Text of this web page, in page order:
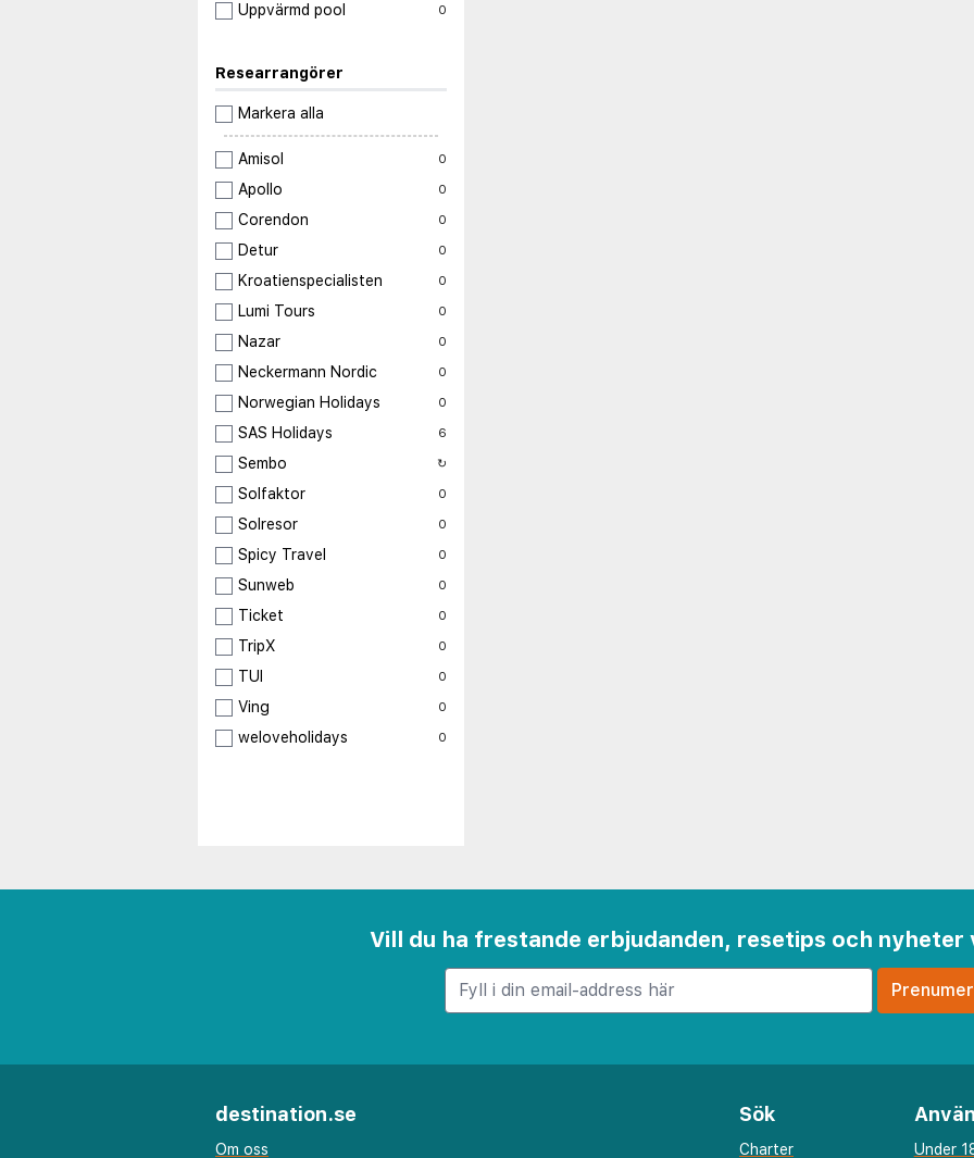
Uppvärmd pool 0
Researrangörer
Markera alla
Amisol 0
Apollo 0
Corendon 0
Detur 0
Kroatienspecialisten 0
Lumi Tours 0
Nazar 0
Neckermann Nordic 0
Norwegian Holidays 0
SAS Holidays 6
Sembo ↻
Solfaktor 0
Solresor 0
Spicy Travel 0
Sunweb 0
Ticket 0
TripX 0
TUI 0
Ving 0
weloveholidays 0
Vill du ha frestande erbjudanden, resetips och nyheter
destination.se
Om oss
Sök
Charter Under